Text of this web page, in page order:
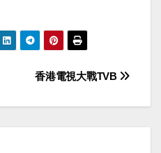
香港電視大戰TVB